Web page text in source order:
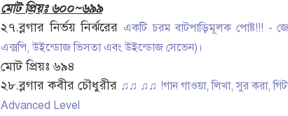
মোট প্রিয়ঃ ৬০০~৬৯৯
২৭.ব্লগার নির্ভয় নির্ঝরের একটি চরম বাটপাড়িমূলক পোষ্ট!!! -
এক্সপি, উইন্ডোজ ভিসতা এবং উইন্ডোজ সেভেন)।
মোট প্রিয়ঃ ৬৯৪
২৮.ব্লগার কবীর চৌধুরীর ♫♫ ♫♫ !গান গাওয়া, লিখা, সুর করা,
Advanced Level